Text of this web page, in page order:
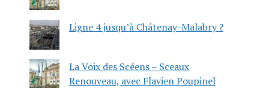
Ligne 4 jusqu’à Châtenay-Malabry ?
La Voix des Scéens – Sceaux
Renouveau, avec Flavien Poupinel